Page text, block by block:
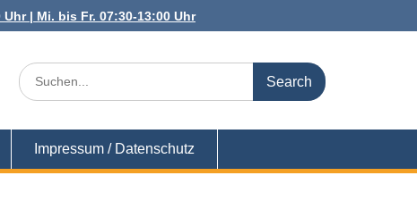
| Mi. bis Fr. 07:30-13:00 Uhr
Search
for:
Impressum / Datenschutz